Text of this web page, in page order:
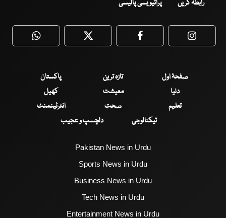
رابطہ کریں پرائیویسی پالیسی
WhatsApp Twitter Facebook
صفحۂ اول تازہ ترین
پاکستان
دنیا
معیشت
کھیل
تعلیم
صحت
انٹرٹینمنٹ
ٹیکنالوجی
دلچسپ و عجیب
Pakistan News in Urdu
Sports News in Urdu
Business News in Urdu
Tech News in Urdu
Entertainment News in Urdu